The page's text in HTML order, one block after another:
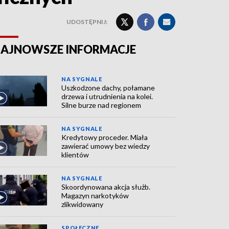
UDOSTĘPNIJ:
INFORMACJE
NA SYGNALE
Uszkodzone dachy, połamane
drzewa i utrudnienia na kolei.
Silne burze nad regionem
NA SYGNALE
Kredytowy proceder. Miała
zawierać umowy bez wiedzy
klientów
NA SYGNALE
Skoordynowana akcja służb.
Magazyn narkotyków
zlikwidowany